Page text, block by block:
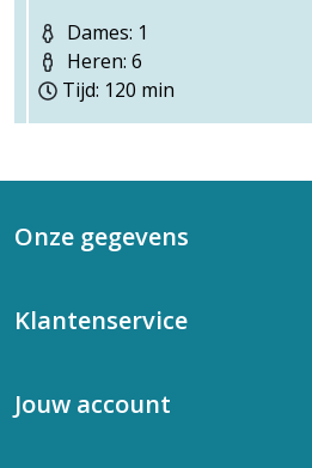
Dames: 1
Heren: 6
Tijd: 120 min
Onze gegevens
Klantenservice
Jouw account